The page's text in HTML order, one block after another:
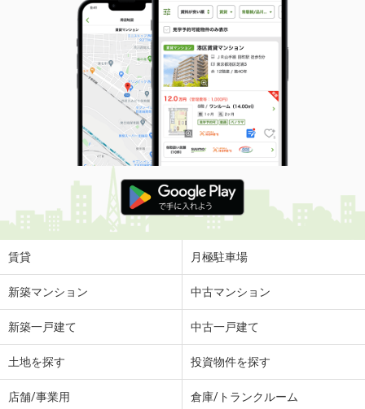
賃貸 月極駐車場
新築マンション 中古マンション
新築一戸建て 中古一戸建て
土地を探す 投資物件を探す
店舗/事業用 倉庫/トランクルーム